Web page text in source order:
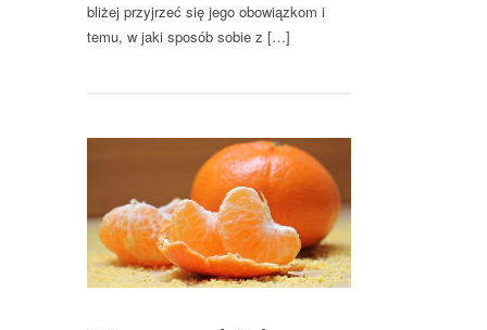
bliżej przyjrzeć się jego obowiązkom i
temu, w jaki sposób sobie z […]